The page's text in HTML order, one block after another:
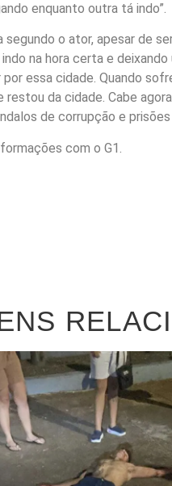
enquanto outra tá indo”.
segundo o ator, apesar de
indo na hora certa e
por essa cidade. Quando
restou da cidade. Cabe
de corrupção e
com o G1.